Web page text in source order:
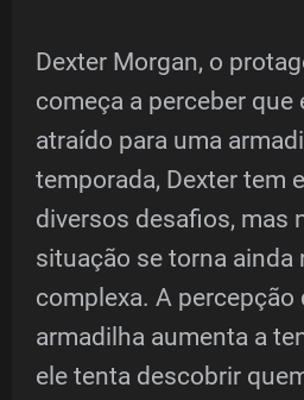
Dexter Morgan, o
começa a perceber que
atraído para uma
temporada, Dexter tem
diversos desafios, mas
situação se torna ainda
complexa. A percepção
armadilha aumenta a
ele tenta descobrir